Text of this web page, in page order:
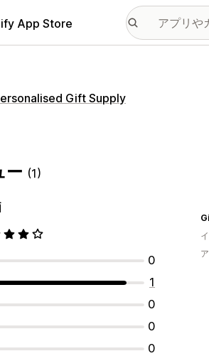
App Store
Gift Supply
ー (1)
0
1
0
0
0